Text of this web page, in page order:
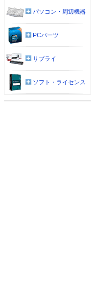
パソコン・周辺機器
PCパーツ
サプライ
ソフト・ライセンス